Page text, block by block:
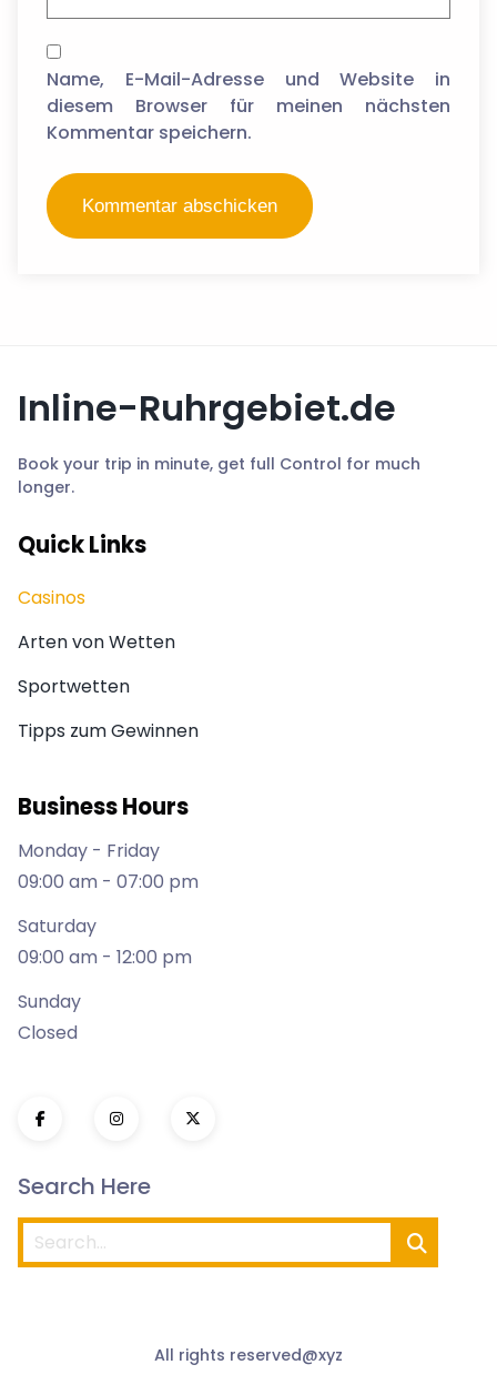
Name, E-Mail-Adresse und Website in
diesem Browser für meinen nächsten
Kommentar speichern.
Inline-Ruhrgebiet.de
Book your trip in minute, get full Control for much
longer.
Quick Links
Casinos
Arten von Wetten
Sportwetten
Tipps zum Gewinnen
Business Hours
Monday - Friday
09:00 am - 07:00 pm
Saturday
09:00 am - 12:00 pm
Sunday
Closed
Search Here
All rights reserved@xyz